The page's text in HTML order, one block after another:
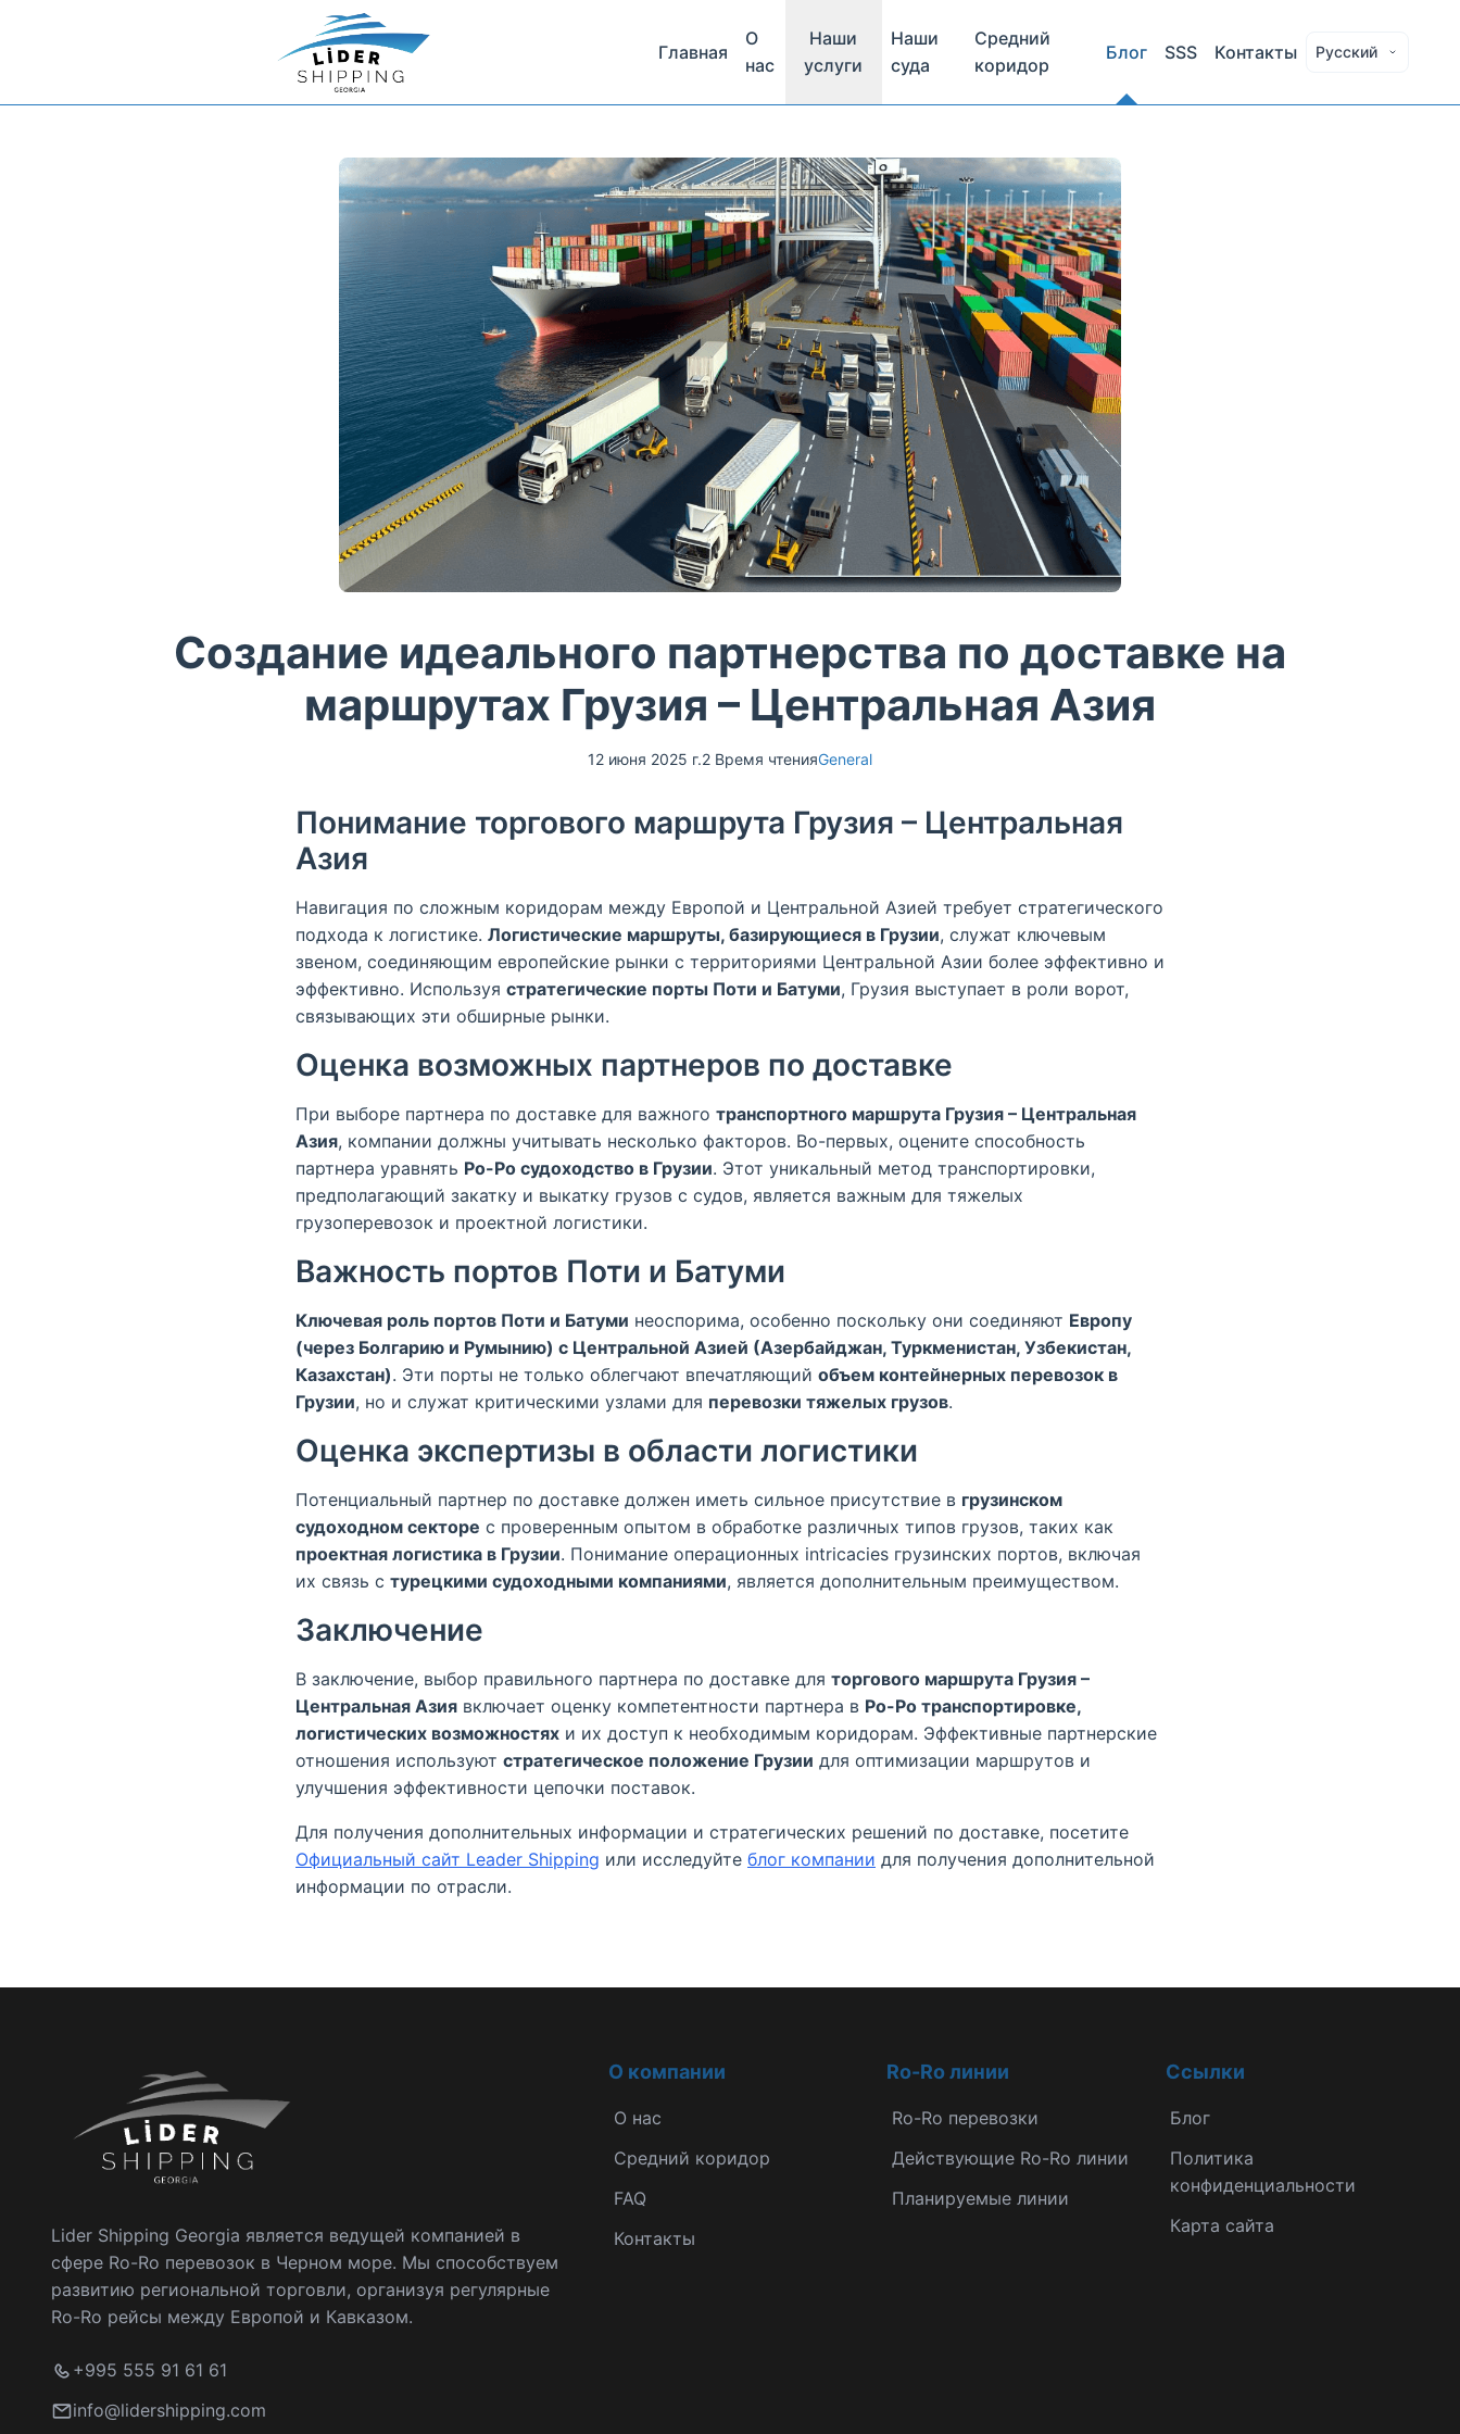
Главная
О
нас
Наши
услуги
Наши
суда
Средний
коридор
Блог SSS Контакты Русский
Создание идеального партнерства по доставке на
маршрутах Грузия – Центральная Азия
12 июня 2025 г.2 Время чтенияGeneral
Понимание торгового маршрута Грузия – Центральная
Азия
Навигация по сложным коридорам между Европой и Центральной Азией требует стратегического
подхода к логистике. Логистические маршруты, базирующиеся в Грузии, служат ключевым
звеном, соединяющим европейские рынки с территориями Центральной Азии более эффективно и
эффективно. Используя стратегические порты Поти и Батуми, Грузия выступает в роли ворот,
связывающих эти обширные рынки.
Оценка возможных партнеров по доставке
При выборе партнера по доставке для важного транспортного маршрута Грузия – Центральная
Азия, компании должны учитывать несколько факторов. Во-первых, оцените способность
партнера уравнять Ро-Ро судоходство в Грузии. Этот уникальный метод транспортировки,
предполагающий закатку и выкатку грузов с судов, является важным для тяжелых
грузоперевозок и проектной логистики.
Важность портов Поти и Батуми
Ключевая роль портов Поти и Батуми неоспорима, особенно поскольку они соединяют Европу
(через Болгарию и Румынию) с Центральной Азией (Азербайджан, Туркменистан, Узбекистан,
Казахстан). Эти порты не только облегчают впечатляющий объем контейнерных перевозок в
Грузии, но и служат критическими узлами для перевозки тяжелых грузов.
Оценка экспертизы в области логистики
Потенциальный партнер по доставке должен иметь сильное присутствие в грузинском
судоходном секторе с проверенным опытом в обработке различных типов грузов, таких как
проектная логистика в Грузии. Понимание операционных intricacies грузинских портов, включая
их связь с турецкими судоходными компаниями, является дополнительным преимуществом.
Заключение
В заключение, выбор правильного партнера по доставке для торгового маршрута Грузия –
Центральная Азия включает оценку компетентности партнера в Ро-Ро транспортировке,
логистических возможностях и их доступ к необходимым коридорам. Эффективные партнерские
отношения используют стратегическое положение Грузии для оптимизации маршрутов и
улучшения эффективности цепочки поставок.
Для получения дополнительных информации и стратегических решений по доставке, посетите
Официальный сайт Leader Shipping или исследуйте блог компании для получения дополнительной
информации по отрасли.
Lider Shipping Georgia является ведущей компанией в
сфере Ro-Ro перевозок в Черном море. Мы способствуем
развитию региональной торговли, организуя регулярные
Ro-Ro рейсы между Европой и Кавказом.
+995 555 91 61 61
info@lidershipping.com
О компании
О нас
Средний коридор
FAQ
Контакты
Ro-Ro линии
Ro-Ro перевозки
Действующие Ro-Ro линии
Планируемые линии
Ссылки
Блог
Политика
конфиденциальности
Карта сайта